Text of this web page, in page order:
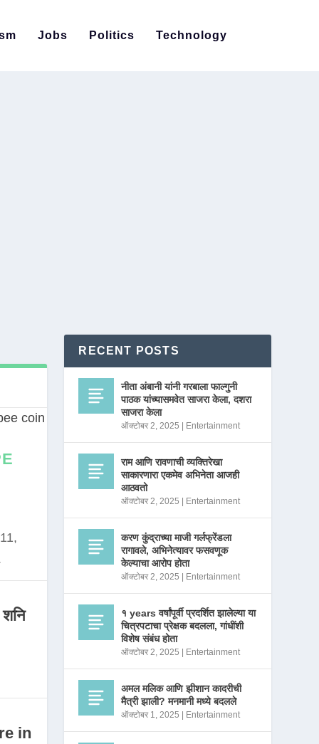
Jobs Politics Technology
in
RECENT POSTS
नीता अंबानी यांनी गरबाला फाल्गुनी
पाठक यांच्यासमवेत साजरा केला, दशरा
साजरा केला
ऑक्टोबर 2, 2025 Entertainment
राम आणि रावणाची व्यक्तिरेखा
साकारणारा एकमेव अभिनेता आजही
आठवतो
ऑक्टोबर 2, 2025 Entertainment
करण कुंद्राच्या माजी गर्लफ्रेंडला
रागावले, अभिनेत्यावर फसवणूक
केल्याचा आरोप होता
ऑक्टोबर 2, 2025 Entertainment
१ years वर्षांपूर्वी प्रदर्शित झालेल्या या
चित्रपटाचा प्रेक्षक बदलला, गांधींशी
विशेष संबंध होता
ऑक्टोबर 2, 2025 Entertainment
अमल मलिक आणि झीशान कादरीची
मैत्री झाली? मनमानी मध्ये बदलले
ऑक्टोबर 1, 2025 Entertainment